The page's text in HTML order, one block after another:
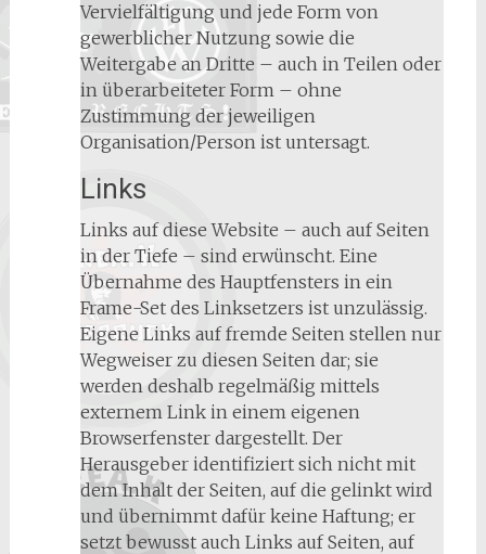
Vervielfältigung und jede Form von
gewerblicher Nutzung sowie die
Weitergabe an Dritte – auch in Teilen oder
in überarbeiteter Form – ohne
Zustimmung der jeweiligen
Organisation/Person ist untersagt.
Links
Links auf diese Website – auch auf Seiten
in der Tiefe – sind erwünscht. Eine
Übernahme des Hauptfensters in ein
Frame-Set des Linksetzers ist unzulässig.
Eigene Links auf fremde Seiten stellen nur
Wegweiser zu diesen Seiten dar; sie
werden deshalb regelmäßig mittels
externem Link in einem eigenen
Browserfenster dargestellt. Der
Herausgeber identifiziert sich nicht mit
dem Inhalt der Seiten, auf die gelinkt wird
und übernimmt dafür keine Haftung; er
setzt bewusst auch Links auf Seiten, auf